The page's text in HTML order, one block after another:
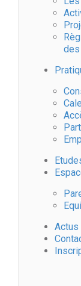
des
Actus